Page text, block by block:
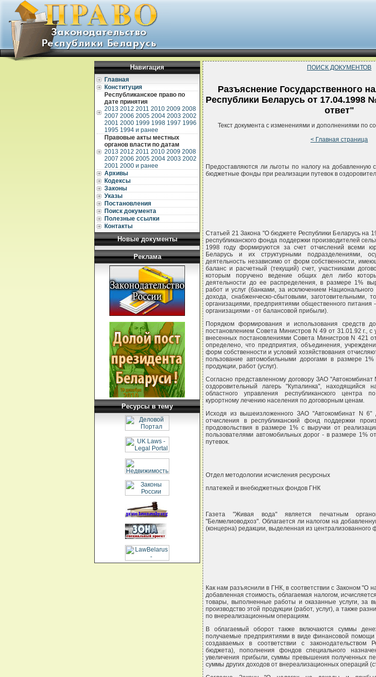
Навигация
Главная
Конституция
Республиканское право по
дате принятия
2013 2012 2011 2010 2009 2008
2007 2006 2005 2004 2003 2002
2001 2000 1999 1998 1997 1996
1995 1994 и ранее
Правовые акты местных
органов власти по датам
2013 2012 2011 2010 2009 2008
2007 2006 2005 2004 2003 2002
2001 2000 и ранее
Архивы
Кодексы
Законы
Указы
Постановления
Поиск документа
Полезные ссылки
Контакты
Новые документы
Реклама
Ресурсы в тему
ПОИСК ДОКУМЕНТОВ
Разъяснение Государственного
Республики Беларусь от 17.04.1998
ответ"
Текст документа с изменениями и дополнениями по
< Главная страница
Предоставляются ли льготы по налогу на добавленную
бюджетные фонды при реализации путевок в
Статьей 21 Закона "О бюджете Республики Беларусь на
республиканского фонда поддержки производителей
1998 году формируются за счет отчислений всеми
Беларусь и их структурными подразделениями,
деятельность независимо от форм собственности,
баланс и расчетный (текущий) счет, участниками
которым поручено ведение общих дел либо
деятельности до ее распределения, в размере 1%
работ и услуг (банками, за исключением
дохода, снабженческо-сбытовыми, заготовительными,
организациями, предприятиями общественного питания
организациями - от балансовой прибыли).
Порядком формирования и использования средств
постановлением Совета Министров N 49 от 31.01.92 г.,
внесенных постановлениями Совета Министров N 421
определено, что предприятия, объединения,
форм собственности и условий хозяйствования
пользование автомобильными дорогами в размере
продукции, работ (услуг).
Согласно представленному договору ЗАО "Автокомбинат
оздоровительный лагерь "Купалинка", находящийся
областного управления республиканского центра
курортному лечению населения по договорным ценам.
Исходя из вышеизложенного ЗАО "Автокомбинат N 6"
отчисления в республиканский фонд поддержки
продовольствия в размере 1% с выручки от
пользователями автомобильных дорог - в размере 1%
путевок.
Отдел методологии исчисления ресурсных
платежей и внебюджетных фондов ГНК
Газета "Живая вода" является печатным
"Белмелиоводхоз". Облагается ли налогом на
(концерна) редакции, выделенная из централизованного
Как нам разъяснили в ГНК, в соответствии с Законом "О
добавленная стоимость, облагаемая налогом,
товары, выполненные работы и оказанные услуги, за
производство этой продукции (работ, услуг), а также
по внереализационным операциям.
В облагаемый оборот также включаются суммы
получаемые предприятиями в виде финансовой помощи
создаваемых в соответствии с законодательством
бюджета), пополнения фондов специального
увеличения прибыли, суммы превышения полученных
суммы других доходов от внереализационных операций